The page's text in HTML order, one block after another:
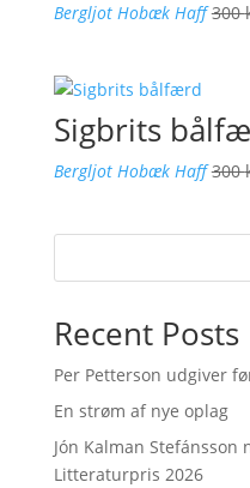
Bergljot Hobæk Haff 300
Sigbrits
Bergljot Hobæk Haff 300
Recent Posts
Per Petterson udgiver
En strøm af nye oplag
Jón Kalman
Litteraturpris 2026